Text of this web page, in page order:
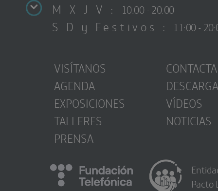
M X J V : 10:00 - 20:00
S D y Festivos : 11:00 -
VISÍTANOS
AGENDA
EXPOSICIONES
TALLERES
PRENSA
CONTACTA
VÍDEOS
NOTICIAS
Pacto